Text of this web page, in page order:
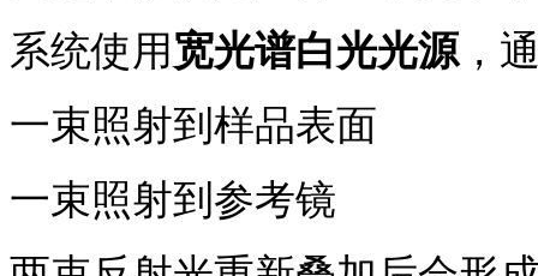
系统使用 宽光谱白光光源，
一束照射到样品表面
一束照射到参考镜